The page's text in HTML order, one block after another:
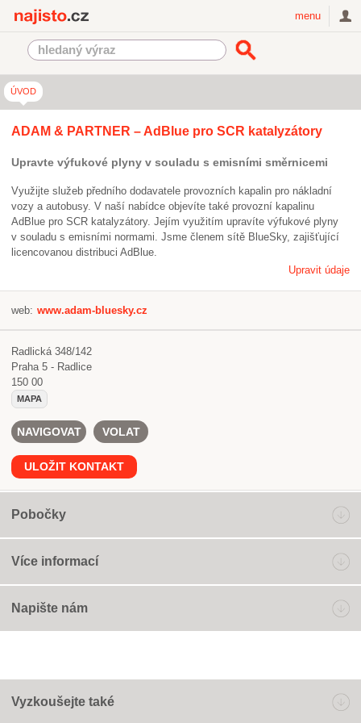
menu
ÚVOD
ADAM & PARTNER – AdBlue pro SCR katalyzátory
Upravte výfukové plyny v souladu s emisními směrnicemi
Využijte služeb předního dodavatele provozních kapalin pro nákladní
vozy a autobusy. V naší nabídce objevíte také provozní kapalinu
AdBlue pro SCR katalyzátory. Jejím využitím upravíte výfukové plyny
v souladu s emisními normami. Jsme členem sítě BlueSky, zajišťující
licencovanou distribuci AdBlue.
Upravit údaje
web: www.adam-bluesky.cz
Radlická 348/142
Praha 5 - Radlice
150 00
MAPA
NAVIGOVAT VOLAT
ULOŽIT KONTAKT
Pobočky
Více informací
Napište nám
Vyzkoušejte také